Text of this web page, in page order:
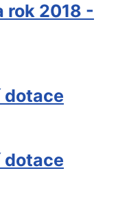
rok 2018 -
dotace
dotace